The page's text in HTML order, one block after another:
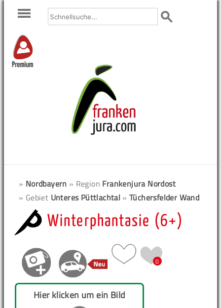
Premium
» Nordbayern » Region Frankenjura Nordost
» Gebiet Unteres Püttlachtal »Tüchersfelder Wand
Winterphantasie (6+)
0
Hier klicken um ein Bild